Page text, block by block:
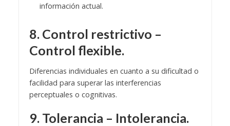
información actual.
8. Control restrictivo –
Control flexible.
Diferencias individuales en cuanto a su dificultad o
facilidad para superar las interferencias
perceptuales o cognitivas.
9. Tolerancia – Intolerancia.